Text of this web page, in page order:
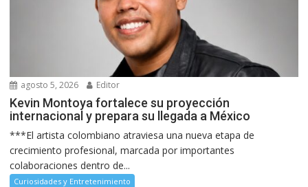
agosto 5, 2026 Editor
Kevin Montoya fortalece su proyección
internacional y prepara su llegada a México
***El artista colombiano atraviesa una nueva etapa de
crecimiento profesional, marcada por importantes
colaboraciones dentro de...
Curiosidades y Entretenimiento